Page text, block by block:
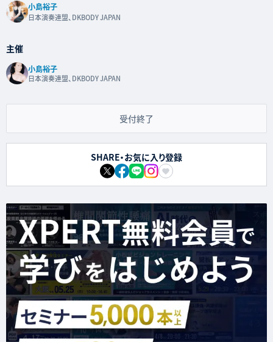
小島裕子
日本演奏連盟、DKBODY JAPAN
主催
小島裕子
日本演奏連盟、DKBODY JAPAN
受付終了
SHARE・お気に入り登録